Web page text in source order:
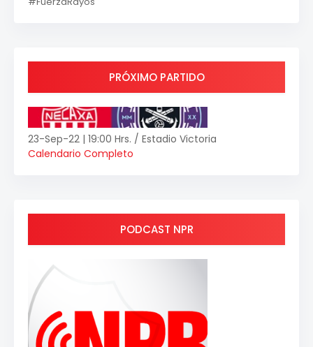
PRÓXIMO PARTIDO
23-Sep-22 | 19:00 Hrs. / Estadio Victoria
Calendario Completo
PODCAST NPR